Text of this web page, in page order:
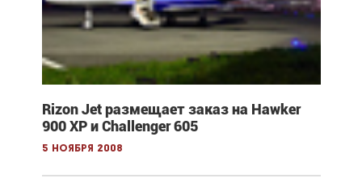
Rizon Jet размещает заказ на Hawker
900 XP и Challenger 605
5 ноября 2008